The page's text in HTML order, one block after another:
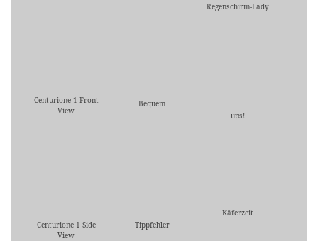
Regenschirm-Lady
Centurione 1 Front
View
Bequem
ups!
Centurione 1 Side
View
Tippfehler
Käferzeit